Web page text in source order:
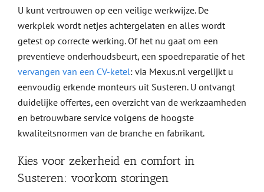
U kunt vertrouwen op een veilige werkwijze. De
werkplek wordt netjes achtergelaten en alles wordt
getest op correcte werking. Of het nu gaat om een
preventieve onderhoudsbeurt, een spoedreparatie of het
vervangen van een CV-ketel: via Mexus.nl vergelijkt u
eenvoudig erkende monteurs uit Susteren. U ontvangt
duidelijke offertes, een overzicht van de werkzaamheden
en betrouwbare service volgens de hoogste
kwaliteitsnormen van de branche en fabrikant.
Kies voor zekerheid en comfort in
Susteren: voorkom storingen